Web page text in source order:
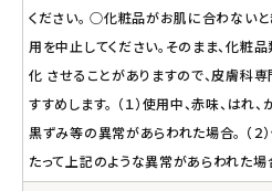
ください。 ○化粧品がお肌に合わないと
用を中止してください。そのまま、化粧
化 させることがありますので、皮膚科
すすめします。 （１）使用中、赤味、はれ
黒ずみ等の異常があらわれた場合。 （２
たって上記のような異常があらわれた場